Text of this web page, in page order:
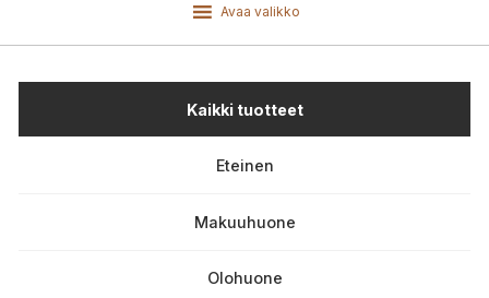
Avaa valikko
Kaikki tuotteet
Eteinen
Makuuhuone
Olohuone